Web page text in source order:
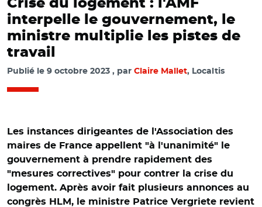
Crise du logement : l'AMF
interpelle le gouvernement, le
ministre multiplie les pistes de
travail
Publié le 9 octobre 2023 par Claire Mallet, Localtis
Les instances dirigeantes de l'Association des
maires de France appellent "à l'unanimité" le
gouvernement à prendre rapidement des
"mesures correctives" pour contrer la crise du
logement. Après avoir fait plusieurs annonces au
congrès HLM, le ministre Patrice Vergriete revient